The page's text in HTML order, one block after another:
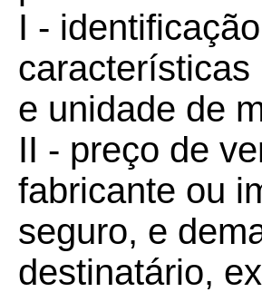
I -
e unidade de
II - preço de
fabricante ou
seguro, e
destinatário,